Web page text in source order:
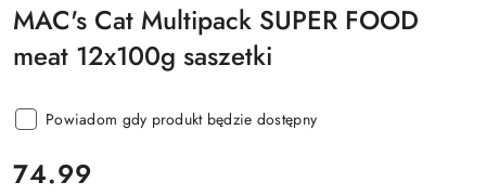
MAC's Cat Multipack SUPER FOOD
meat 12x100g saszetki
Powiadom gdy produkt będzie dostępny
cena:
74.99